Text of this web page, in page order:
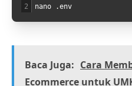
2
nano
.env
Baca Juga: Cara
Ecommerce untuk